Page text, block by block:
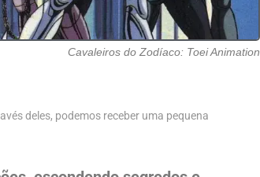
Cavaleiros do Zodíaco: Toei Animation
deles, podemos receber uma pequena